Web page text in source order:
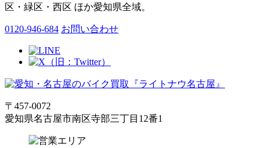
区・緑区・西区 ほか愛知県全域。
0120-946-684 お問い合わせ
〒457-0072
愛知県名古屋市南区寺部三丁目12番1